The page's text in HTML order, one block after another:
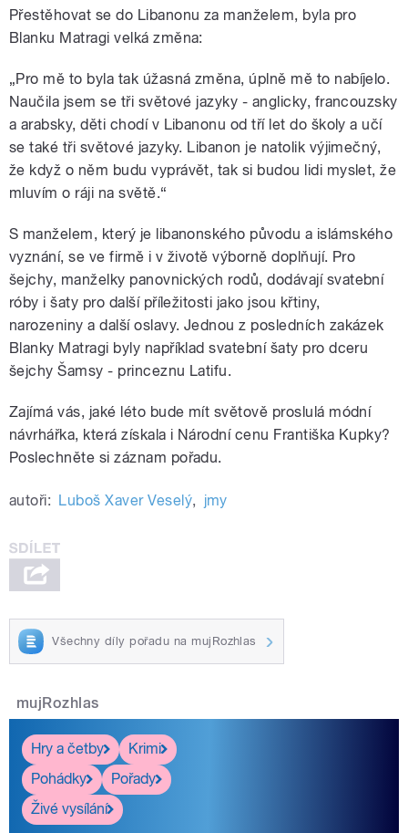
Přestěhovat se do Libanonu za manželem, byla pro
Blanku Matragi velká změna:
„Pro mě to byla tak úžasná změna, úplně mě to nabíjelo.
Naučila jsem se tři světové jazyky - anglicky, francouzsky
a arabsky, děti chodí v Libanonu od tří let do školy a učí
se také tři světové jazyky. Libanon je natolik výjimečný,
že když o něm budu vyprávět, tak si budou lidi myslet, že
mluvím o ráji na světě.“
S manželem, který je libanonského původu a islámského
vyznání, se ve firmě i v životě výborně doplňují. Pro
šejchy, manželky panovnických rodů, dodávají svatební
róby i šaty pro další příležitosti jako jsou křtiny,
narozeniny a další oslavy. Jednou z posledních zakázek
Blanky Matragi byly například svatební šaty pro dceru
šejchy Šamsy - princeznu Latifu.
Zajímá vás, jaké léto bude mít světově proslulá módní
návrhářka, která získala i Národní cenu Františka Kupky?
Poslechněte si záznam pořadu.
autoři: Luboš Xaver Veselý, jmy
Všechny díly pořadu na mujRozhlas
mujRozhlas
Hry a četby
Krimi
Pohádky
Pořady
Živé vysílání